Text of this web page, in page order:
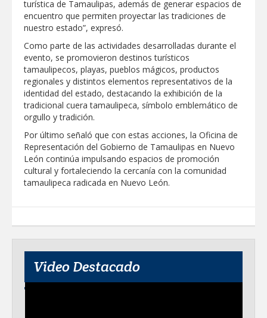
reportes ante lluvias
Realiza Gobierno de Reynosa programa
Acción y Conciencia en Campestre e
Integración Familiar
turística de Tamaulipas, además de generar espacios de
encuentro que permiten proyectar las tradiciones de
nuestro estado”, expresó.
Como parte de las actividades desarrolladas durante el
evento, se promovieron destinos turísticos
tamaulipecos, playas, pueblos mágicos, productos
regionales y distintos elementos representativos de la
identidad del estado, destacando la exhibición de la
tradicional cuera tamaulipeca, símbolo emblemático de
orgullo y tradición.
Por último señaló que con estas acciones, la Oficina de
Representación del Gobierno de Tamaulipas en Nuevo
León continúa impulsando espacios de promoción
cultural y fortaleciendo la cercanía con la comunidad
tamaulipeca radicada en Nuevo León.
Video Destacado